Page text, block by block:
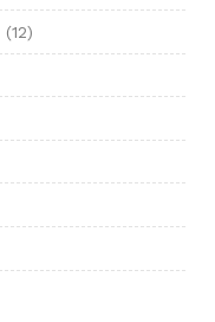
(12)